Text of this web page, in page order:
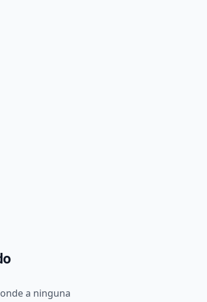
a ninguna